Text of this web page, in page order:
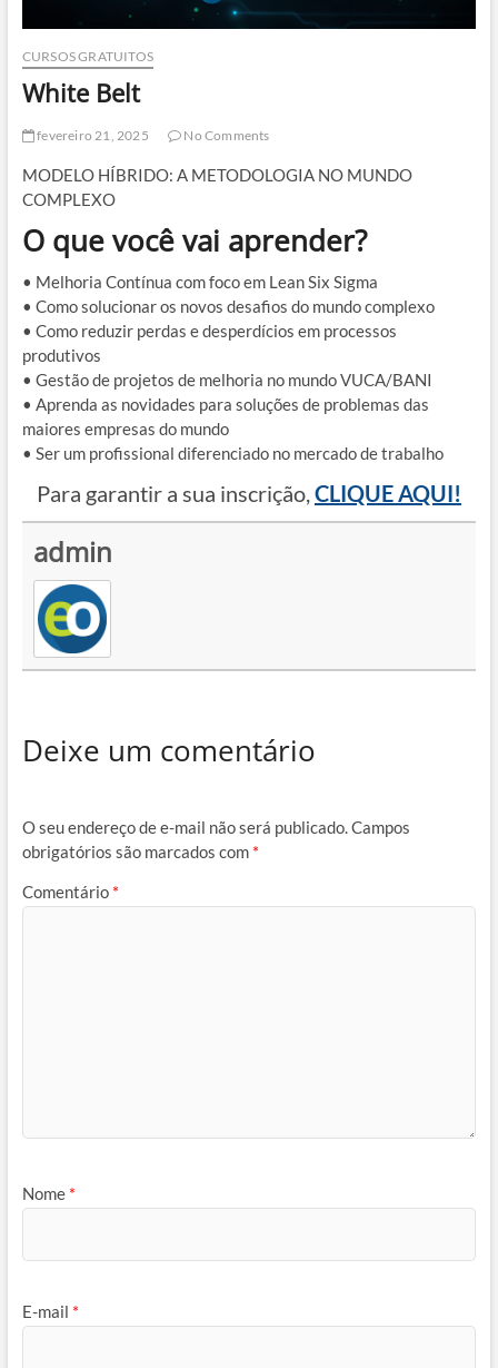
CURSOS GRATUITOS
White Belt
fevereiro 21, 2025 No Comments
MODELO HÍBRIDO: A METODOLOGIA NO MUNDO
COMPLEXO
O que você vai aprender?
• Melhoria Contínua com foco em Lean Six Sigma
• Como solucionar os novos desafios do mundo complexo
• Como reduzir perdas e desperdícios em processos
produtivos
• Gestão de projetos de melhoria no mundo VUCA/BANI
• Aprenda as novidades para soluções de problemas das
maiores empresas do mundo
• Ser um profissional diferenciado no mercado de trabalho
Para garantir a sua inscrição,CLIQUE AQUI!
admin
Deixe um comentário
O seu endereço de e-mail não será publicado.Campos
obrigatórios são marcados com *
Comentário *
Nome *
E-mail *